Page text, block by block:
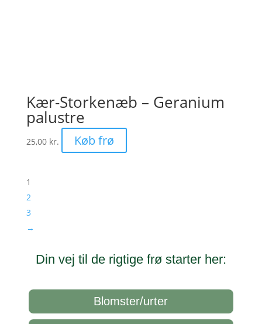
Kær-Storkenæb – Geranium
palustre
25,00 kr. Køb frø
1
2
3
→
Din vej til de rigtige frø starter her:
Blomster/urter